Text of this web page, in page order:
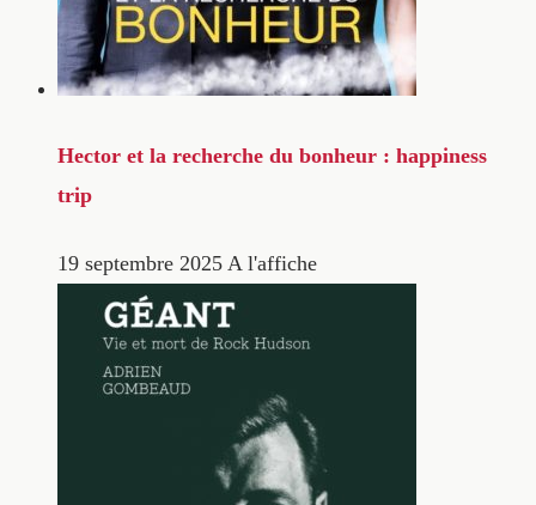
Hector et la recherche du bonheur : happiness
trip
19 septembre 2025 A l'affiche